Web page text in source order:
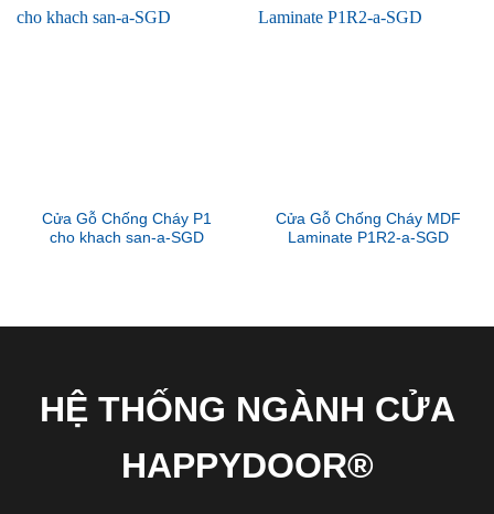
Cửa Gỗ Chống Cháy P1
cho khach san-a-SGD
Cửa Gỗ Chống Cháy MDF
Laminate P1R2-a-SGD
HỆ THỐNG NGÀNH CỬA
HAPPYDOOR®